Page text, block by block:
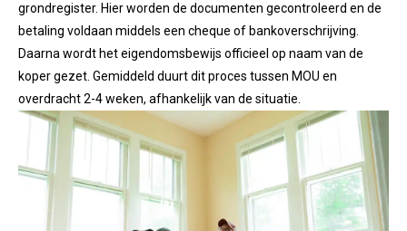
grondregister. Hier worden de documenten gecontroleerd en de
betaling voldaan middels een cheque of bankoverschrijving.
Daarna wordt het eigendomsbewijs officieel op naam van de
koper gezet. Gemiddeld duurt dit proces tussen MOU en
overdracht 2-4 weken, afhankelijk van de situatie.